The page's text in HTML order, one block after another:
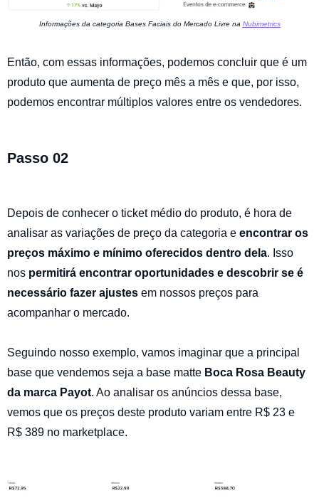
Informações da categoria Bases Faciais do Mercado Livre na Nubimetrics
Então, com essas informações, podemos concluir que é um
produto que aumenta de preço mês a mês e que, por isso,
podemos encontrar múltiplos valores entre os vendedores.
Passo 02
Depois de conhecer o ticket médio do produto, é hora de
analisar as variações de preço da categoria e encontrar os
preços máximo e mínimo oferecidos dentro dela. Isso
nos permitirá encontrar oportunidades e descobrir se é
necessário fazer ajustes em nossos preços para
acompanhar o mercado.
Seguindo nosso exemplo, vamos imaginar que a principal
base que vendemos seja a base matte Boca Rosa Beauty
da marca Payot. Ao analisar os anúncios dessa base,
vemos que os preços deste produto variam entre R$ 23 e
R$ 389 no marketplace.